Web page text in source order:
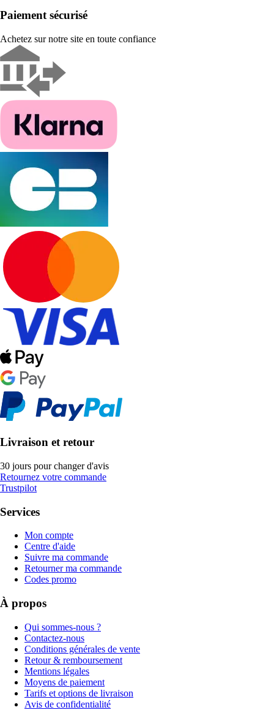
Paiement sécurisé
Achetez sur notre site en toute confiance
Livraison et retour
30 jours pour changer d'avis
Retournez votre commande
Trustpilot
Services
Mon compte
Centre d'aide
Suivre ma commande
Retourner ma commande
Codes promo
À propos
Qui sommes-nous ?
Contactez-nous
Conditions générales de vente
Retour & remboursement
Mentions légales
Moyens de paiement
Tarifs et options de livraison
Avis de confidentialité